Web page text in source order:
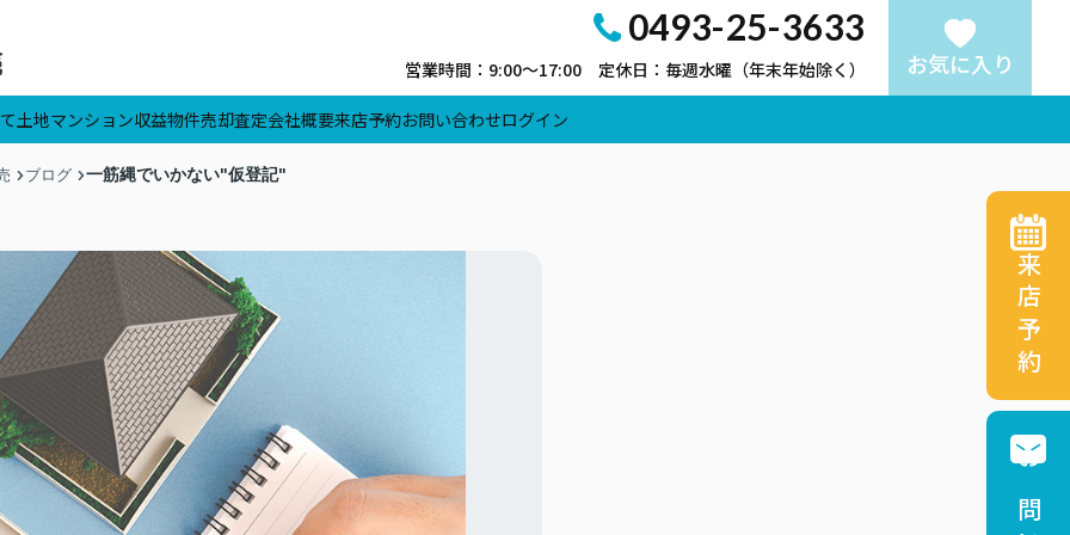
0493-25-3633
営業時間：9:00～17:00 定休日：毎週水曜（年末年始除く） お気に入り
土地マンション収益物件売却査定会社概要来店予約お問い合わせログイン
ブログ 一筋縄でいかない"仮登記"
来店予約